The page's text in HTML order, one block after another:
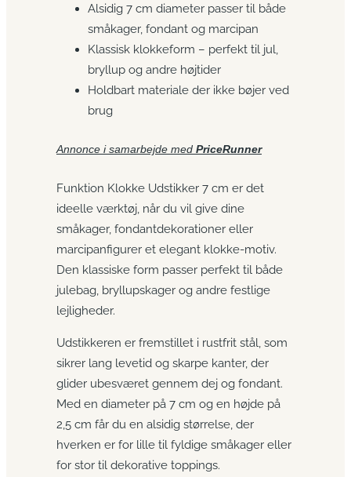
Alsidig 7 cm diameter passer til både
småkager, fondant og marcipan
Klassisk klokkeform – perfekt til jul,
bryllup og andre højtider
Holdbart materiale der ikke bøjer ved
brug
Annonce i samarbejde med PriceRunner
Funktion Klokke Udstikker 7 cm er det
ideelle værktøj, når du vil give dine
småkager, fondantdekorationer eller
marcipanfigurer et elegant klokke-motiv.
Den klassiske form passer perfekt til både
julebag, bryllupskager og andre festlige
lejligheder.
Udstikkeren er fremstillet i rustfrit stål, som
sikrer lang levetid og skarpe kanter, der
glider ubesværet gennem dej og fondant.
Med en diameter på 7 cm og en højde på
2,5 cm får du en alsidig størrelse, der
hverken er for lille til fyldige småkager eller
for stor til dekorative toppings.